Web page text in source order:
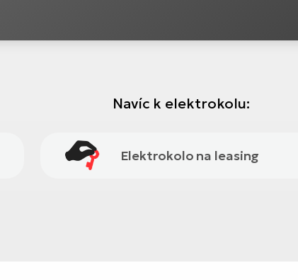
Navíc k elektrokolu:
Elektrokolo na leasing